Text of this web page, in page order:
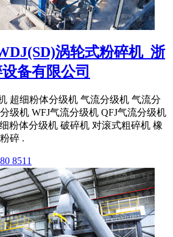
涡轮式粉碎机_浙
备有限公司
超细粉体分级机 气流分级机 气流分
级机 WFJ气流分级机 QFJ气流分级机
粉体分级机 破碎机 对滚式粗碎机 橡
碎 .
8511